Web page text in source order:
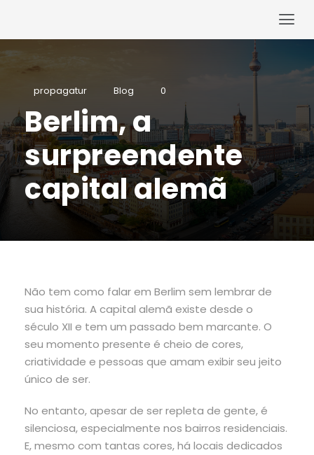
propagatur Blog 0
Berlim, a
surpreendente
capital alemã
Não tem como falar em Berlim sem lembrar de
sua história. A capital alemã existe desde o
século XII e tem um passado bem marcante. O
seu momento presente é cheio de cores,
criatividade e pessoas que amam exibir seu jeito
único de ser.
No entanto, apesar de ser repleta de gente, é
silenciosa, especialmente nos bairros residenciais.
E, mesmo com tantas cores, há locais dedicados